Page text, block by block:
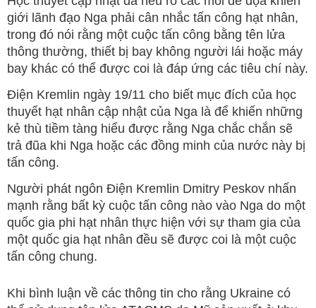
giới lãnh đạo Nga phải cân nhắc tấn công hạt nhân,
trong đó nói rằng một cuộc tấn công bằng tên lửa
thông thường, thiết bị bay không người lái hoặc máy
bay khác có thể được coi là đáp ứng các tiêu chí này.
Điện Kremlin ngày 19/11 cho biết mục đích của học
thuyết hạt nhân cập nhật của Nga là để khiến những
kẻ thù tiềm tàng hiểu được rằng Nga chắc chắn sẽ
trả đũa khi Nga hoặc các đồng minh của nước này bị
tấn công.
Người phát ngôn Điện Kremlin Dmitry Peskov nhấn
mạnh rằng bất kỳ cuộc tấn công nào vào Nga do một
quốc gia phi hạt nhân thực hiện với sự tham gia của
một quốc gia hạt nhân đều sẽ được coi là một cuộc
tấn công chung.
Khi bình luận về các thông tin cho rằng Ukraine có